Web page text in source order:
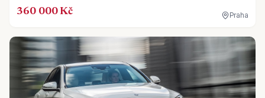
360 000 Kč Praha